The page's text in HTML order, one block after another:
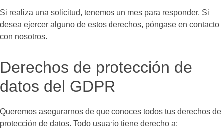
Si realiza una solicitud, tenemos un mes para responder. Si
desea ejercer alguno de estos derechos, póngase en contacto
con nosotros.
Derechos de protección de
datos del GDPR
Queremos asegurarnos de que conoces todos tus derechos de
protección de datos. Todo usuario tiene derecho a: